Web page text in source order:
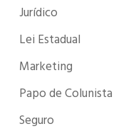
Jurídico
Lei Estadual
Marketing
Papo de Colunista
Seguro